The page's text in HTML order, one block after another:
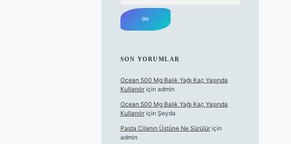
SON YORUMLAR
Ocean 500 Mg Balık Yağı Kaç Yaşında
Kullanılıriçin admin
Ocean 500 Mg Balık Yağı Kaç Yaşında
Kullanılıriçin Şeyda
Pasta Cilanın Üstüne Ne Sürülüriçin
admin